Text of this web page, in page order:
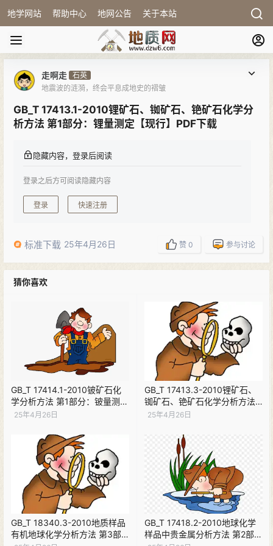
地学网站 帮助中心 地网公告 关于本站
走啊走 石英
地震波的涟漪，终会平息成地史的褶皱
GB_T 17413.1-2010锂矿石、铷矿石、铯矿石化学分
析方法 第1部分：锂量测定【现行】PDF下载
隐藏内容，登录后阅读
登录之后方可阅读隐藏内容
登录 快速注册
标准下载 25年4月26日 赞 0 参与讨论
猜你喜欢
GB_T 17414.1-2010铍矿石化
学分析方法 第1部分：铍量测定
埃利罗菁R光度法【现行】PDF
25年4月26日
GB_T 17413.3-2010锂矿石、
铷矿石、铯矿石化学分析方法
第3部分：铯量测定【现行】
25年4月26日
GB_T 18340.3-2010地质样品
有机地球化学分析方法 第3部
GB_T 17418.2-2010地球化学
样品中贵金属分析方法 第2部